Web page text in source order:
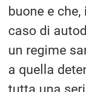
buone e
caso di
un regime
a quella